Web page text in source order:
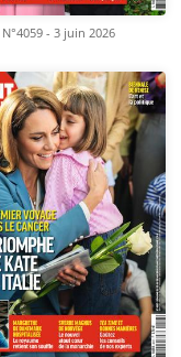
N°4059 - 3 juin 2026